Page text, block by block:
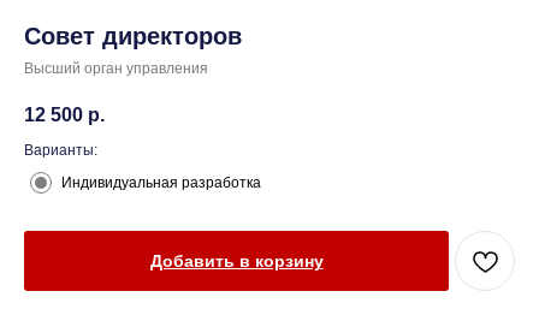
Совет директоров
Высший орган управления
12 500 р.
Варианты:
Индивидуальная разработка
Добавить в корзину